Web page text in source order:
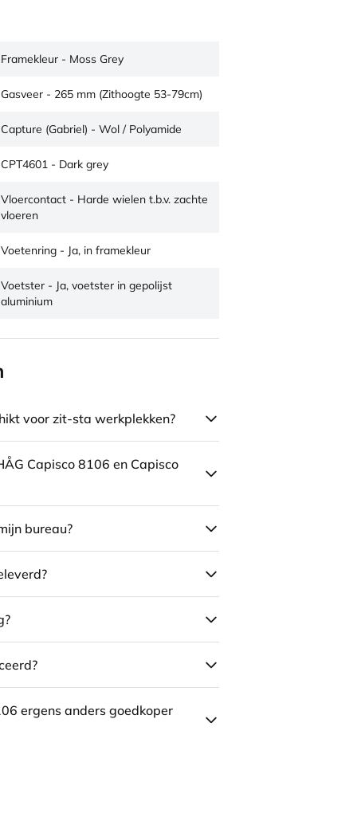
Framekleur - Moss Grey
Gasveer - 265 mm (Zithoogte 53-79cm)
Capture (Gabriel) - Wol / Polyamide
CPT4601 - Dark grey
Vloercontact - Harde wielen t.b.v. zachte
vloeren
Voetenring - Ja, in framekleur
Voetster - Ja, voetster in gepolijst
aluminium
voor zit-sta werkplekken?
Capisco 8106 en Capisco
bureau?
ergens anders goedkoper